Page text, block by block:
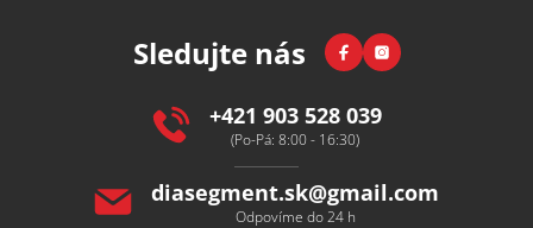
Sledujte nás FacebookInstagram
+421 903 528 039
(Po-Pá: 8:00 - 16:30)
diasegment.sk@gmail.com
Odpovíme do 24 h